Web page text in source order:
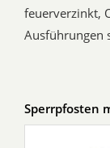
feuerverzinkt,
Ausführungen
Sperrpfosten